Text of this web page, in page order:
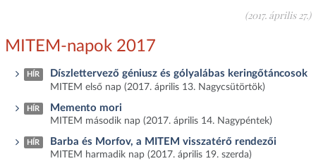
(2017. április 27.)
MITEM-napok 2017
HÍR Díszlettervező géniusz és gólyalábas keringőtáncosok
MITEM első nap (2017. április 13. Nagycsütörtök)
HÍR Memento mori
MITEM második nap (2017. április 14. Nagypéntek)
HÍR Barba és Morfov, a MITEM visszatérő rendezői
MITEM harmadik nap (2017. április 19. szerda)